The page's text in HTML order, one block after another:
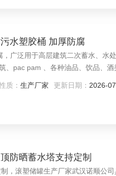
水塑胶桶 加厚防腐
、pac pam 、各种油品、饮品、
质： 生产厂家 更新日期： 2026-
防晒蓄水塔支持定制